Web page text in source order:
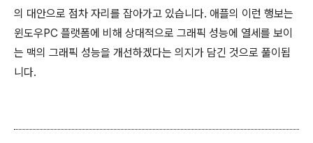
의 대안으로 점차 자리를 잡아가고 있습니다. 애플의 이런 행보는
윈도우PC 플랫폼에 비해 상대적으로 그래픽 성능에 열세를 보이
는 맥의 그래픽 성능을 개선하겠다는 의지가 담긴 것으로 풀이됩
니다.